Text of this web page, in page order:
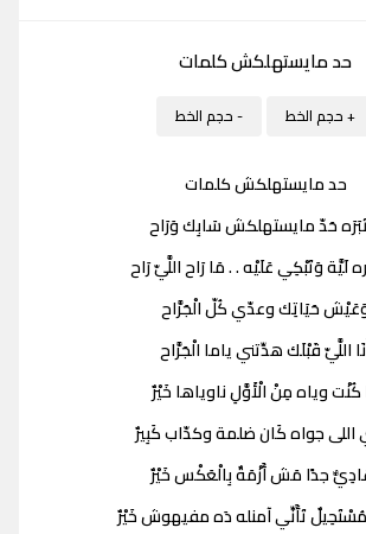
حد مايستهلكش كلمات
+ حجم الخط - حجم الخط
حد مايستهلكش كلمات
حَدّ مايستهلكش سَابِك وَرَاح
لَيَّة وَتَبْكِي عَلَيْه . . مَا رَاح اللَّيّ رَاح
حَيَاتِك وعدّي كُلّ الْجَرَّاح
اللَّيّ قَبْلَك هدِّتني ياما الْجَرَّاح
كُنْت وياه مِنْ الْأَوَّلِ ناوياها خَيْرٌ
اللى جواه كَان ضلمة وكدّاب كَبِيرٌ
جدًا مَش أَزْمَةٌ بِالْعَكْس خَيْرٌ
تَأَنِّي آمنله دَه مفيهوش خَيْرٌ